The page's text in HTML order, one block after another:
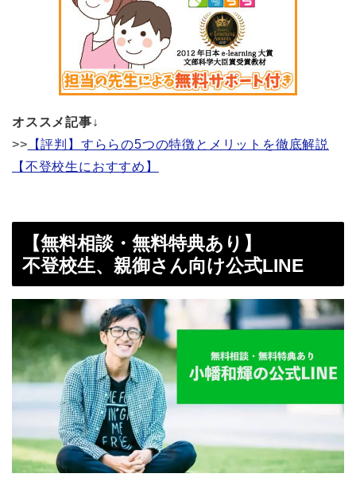
オススメ記事↓
>> 【評判】すららの5つの特徴とメリットを徹底解説
【不登校生におすすめ】
【無料相談・無料特典あり】
不登校生、親御さん向け公式LINE